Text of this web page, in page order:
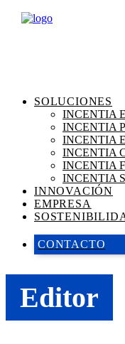
SOLUCIONES
INCENTIA
INCENTIA
INCENTIA
INCENTIA
INCENTIA
INCENTIA
INNOVACIÓN
EMPRESA
CONTACTO
Editor